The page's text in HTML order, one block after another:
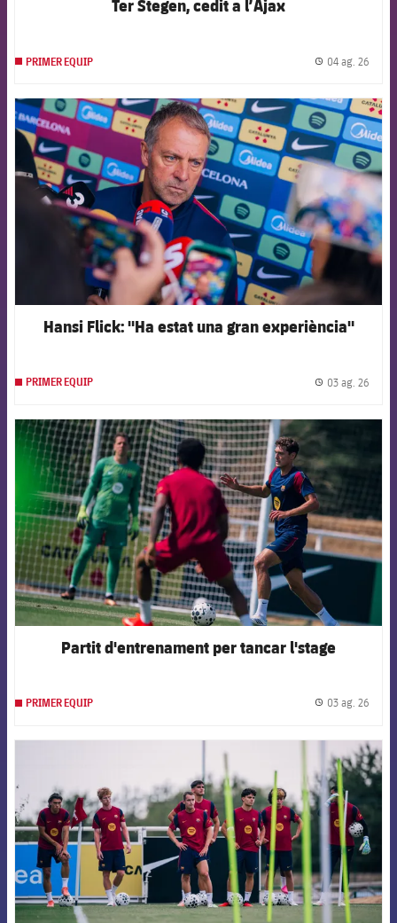
Ter Stegen, cedit a l’Ajax
PRIMER EQUIP 04 ag. 26
FCB Barcelona badge
Hansi Flick: "Ha estat una gran experiència"
PRIMER EQUIP 03 ag. 26
FCB Barcelona badge
Partit d'entrenament per tancar l'stage
PRIMER EQUIP 03 ag. 26